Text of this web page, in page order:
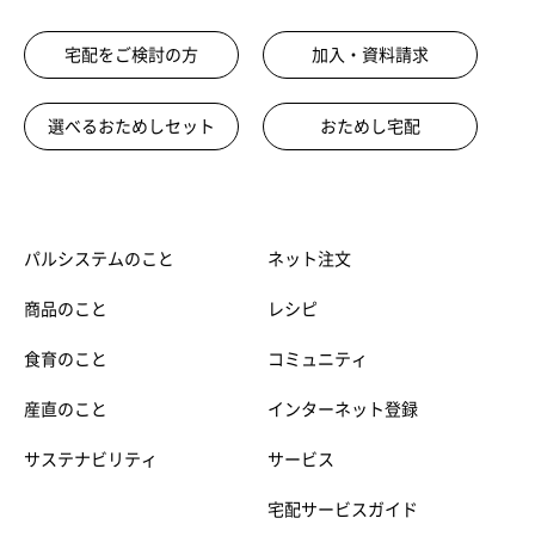
宅配をご検討の方 加入・資料請求
選べるおためしセット おためし宅配
パルシステムのこと
商品のこと
食育のこと
産直のこと
サステナビリティ
ネット注文
レシピ
コミュニティ
インターネット登録
サービス
宅配サービスガイド